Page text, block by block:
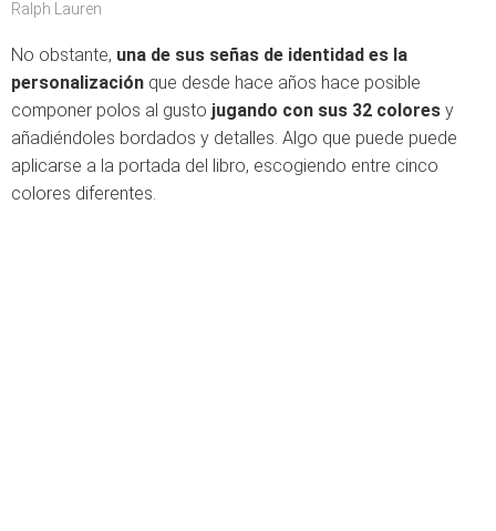
Ralph Lauren
No obstante, una de sus señas de identidad es la
personalización que desde hace años hace posible
componer polos al gusto jugando con sus 32 colores y
añadiéndoles bordados y detalles. Algo que puede puede
aplicarse a la portada del libro, escogiendo entre cinco
colores diferentes.